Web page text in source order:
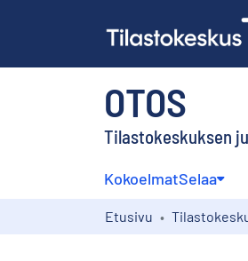
OTOS
Tilastokeskuksen
KokoelmatSelaa
Etusivu